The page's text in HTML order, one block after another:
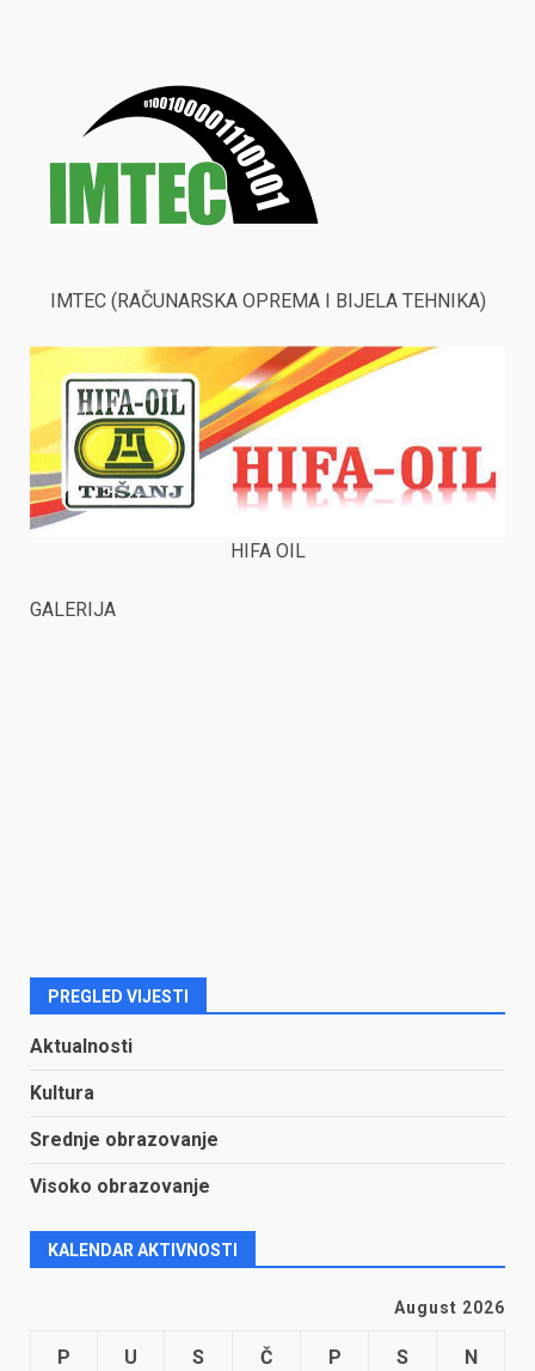
IMTEC (RAČUNARSKA OPREMA I BIJELA TEHNIKA)
HIFA OIL
GALERIJA
PREGLED VIJESTI
Aktualnosti
Kultura
Srednje obrazovanje
Visoko obrazovanje
KALENDAR AKTIVNOSTI
August 2026
P U S Č P S N